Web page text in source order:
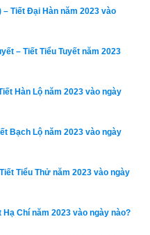
bốn mùa để xác định mùa
theo 4 mùa lại hơi khác một
xuân hình thành thế mộc
hình thành thế hỏa vượng
với mùa thu hình thành thế
xuân hình thành thế thủy
– Tiết Đại Hàn năm 2023 vào
– Tiết Tiểu Tuyết năm 2023
Hàn Lộ năm 2023 vào ngày
Bạch Lộ năm 2023 vào ngày
Tiểu Thử năm 2023 vào ngày
Chí năm 2023 vào ngày nào?